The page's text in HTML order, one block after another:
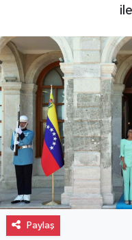
Paylaş
Magazin
Gayrimenkul
Spor
Eğitim